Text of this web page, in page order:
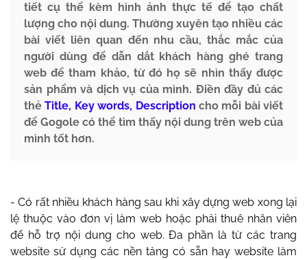
tiết cụ thể kèm hình ảnh thực tế để tạo chất
lượng cho nội dung. Thường xuyên tạo nhiều các
bài viết liên quan đến nhu cầu, thắc mắc của
người dùng để dẫn dắt khách hàng ghé trang
web để tham khảo, từ đó họ sẽ nhìn thấy được
sản phẩm và dịch vụ của mình. Điền đầy đủ các
thẻTitle, Key words, Description cho mỗi bài viết
để Gogole có thể tìm thấy nội dung trên web của
mình tốt hơn.
- Có rất nhiều khách hàng sau khi xây dựng web xong lại
lệ thuộc vào đơn vị làm web hoặc phải thuê nhân viên
để hỗ trợ nội dung cho web. Đa phần là từ các trang
website sử dụng các nền tảng có sẵn hay website làm